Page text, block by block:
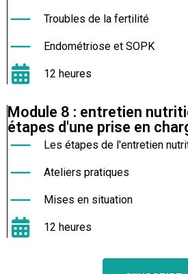
Troubles de la fertilité
Endométriose et SOPK
12 heures
Module 8 : entretien
étapes d'une prise en
Les étapes de l'entretien
Ateliers pratiques
Mises en situation
12 heures